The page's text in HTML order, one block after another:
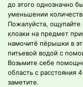
до этого однозначно
уменьшении
Пожалуйста, ощупайте
клоаки на предмет
намочитё пёрышки в
питьевой водой с
Возьмите себе
область с расстояния
заметите.